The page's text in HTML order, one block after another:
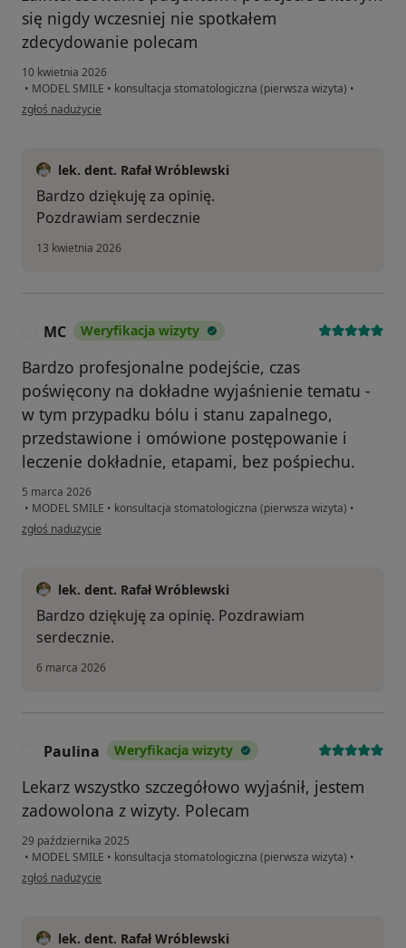
się nigdy wczesniej nie spotkałem
zdecydowanie polecam
10 kwietnia 2026
• MODEL SMILE • konsultacja stomatologiczna (pierwsza wizyta) •
w opinii użytkownika M.
zgłoś nadużycie
lek. dent. Rafał Wróblewski
Bardzo dziękuję za opinię.
Pozdrawiam serdecznie
13 kwietnia 2026
MC Weryfikacja wizyty
Bardzo profesjonalne podejście, czas
poświęcony na dokładne wyjaśnienie tematu -
w tym przypadku bólu i stanu zapalnego,
przedstawione i omówione postępowanie i
leczenie dokładnie, etapami, bez pośpiechu.
5 marca 2026
• MODEL SMILE • konsultacja stomatologiczna (pierwsza wizyta) •
w opinii użytkownika MC
zgłoś nadużycie
lek. dent. Rafał Wróblewski
Bardzo dziękuję za opinię. Pozdrawiam
serdecznie.
6 marca 2026
Paulina Weryfikacja wizyty
Lekarz wszystko szczegółowo wyjaśnił, jestem
zadowolona z wizyty. Polecam
29 października 2025
• MODEL SMILE • konsultacja stomatologiczna (pierwsza wizyta) •
w opinii użytkownika Paulina
zgłoś nadużycie
lek. dent. Rafał Wróblewski